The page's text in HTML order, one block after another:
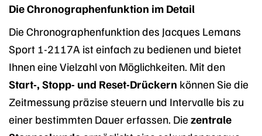
Die Chronographenfunktion im Detail
Die Chronographenfunktion des Jacques Lemans
Sport 1-2117A ist einfach zu bedienen und bietet
Ihnen eine Vielzahl von Möglichkeiten. Mit den
Start-, Stopp- und Reset-Drückern können Sie die
Zeitmessung präzise steuern und Intervalle bis zu
einer bestimmten Dauer erfassen. Die zentrale